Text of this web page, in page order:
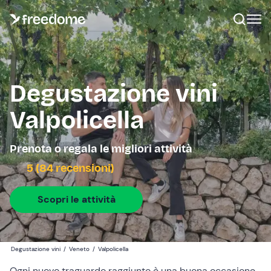
Degustazione vini
Valpolicella
Prenota o regala le migliori attività
5 (84 recensioni)
Scopri le attività
Degustazione vini / Veneto / Valpolicella